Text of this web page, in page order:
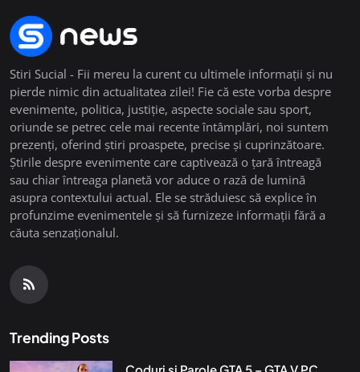
Stiri Sucial - Fii mereu la curent cu ultimele informații și nu
pierde nimic din actualitatea zilei! Fie că este vorba despre
evenimente, politica, justiție, aspecte sociale sau sport,
oriunde se petrec cele mai recente întâmplări, noi suntem
prezenți, oferind știri proaspete, precise și cuprinzătoare.
Știrile despre evenimente care captivează o țară întreagă
sau chiar întreaga planetă vor aduce o rază de lumină
asupra contextului actual. Ele se străduiesc să explice în
profunzime evenimentele și să furnizeze informații fără a
căuta senzaționalul.
Trending Posts